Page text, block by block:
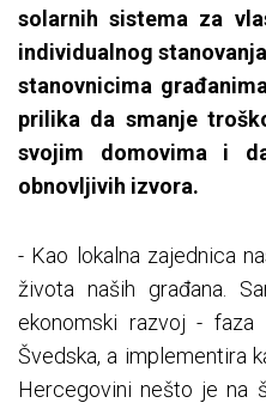
solarnih sistema za
individualnog
stanovnicima
prilika da smanje
svojim domovima i
obnovljivih izvora.
- Kao lokalna zajednica
života naših građana.
ekonomski razvoj - faza
Švedska, a implementira
Hercegovini nešto je na